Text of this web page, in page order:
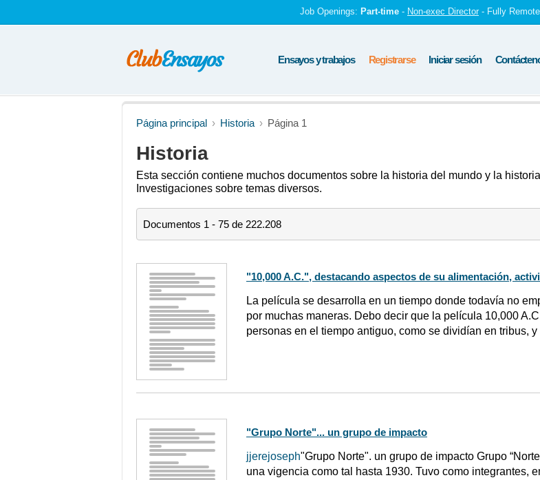
Job Openings: Part-time - Non-exec Director - Fully
Ensayos y trabajos Registrarse Iniciar sesión
Página principal Historia Página 1
Historia
Esta sección contiene muchos documentos sobre la historia del mundo y la
Investigaciones sobre temas diversos.
Documentos 1 - 75 de 222.208
"10,000 A.C.", destacando aspectos de su alimentación,
La película se desarrolla en un tiempo donde todavía no
por muchas maneras. Debo decir que la película 10,000
personas en el tiempo antiguo, como se dividían en tribus, y
"Grupo Norte"... un grupo de impacto
jjerejoseph"Grupo Norte". un grupo de impacto Grupo
una vigencia como tal hasta 1930. Tuvo como integrantes,